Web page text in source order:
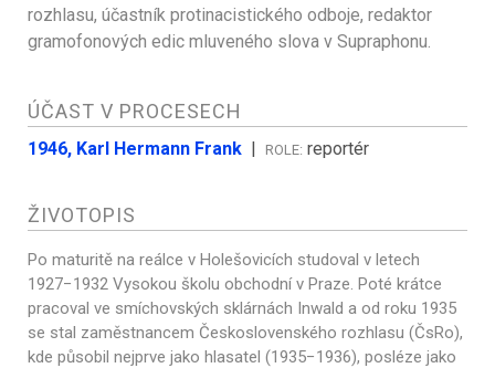
rozhlasu, účastník protinacistického odboje, redaktor
gramofonových edic mluveného slova v Supraphonu.
ÚČAST V PROCESECH
1946, Karl Hermann Frank | ROLE: reportér
ŽIVOTOPIS
Po maturitě na reálce v Holešovicích studoval v letech
1927−1932 Vysokou školu obchodní v Praze. Poté krátce
pracoval ve smíchovských sklárnách Inwald a od roku 1935
se stal zaměstnancem Československého rozhlasu (ČsRo),
kde působil nejprve jako hlasatel (1935−1936), posléze jako